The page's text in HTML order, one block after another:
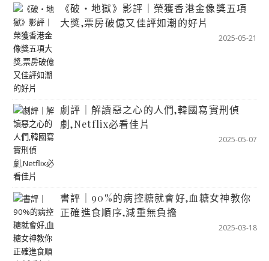
《破‧地獄》影評｜榮獲香港金像獎五項
大獎,票房破億又佳評如潮的好片
2025-05-21
劇評｜解讀惡之心的人們,韓國寫實刑偵
劇,Netflix必看佳片
2025-05-07
書評｜90%的病控糖就會好,血糖女神教你
正確進食順序,減重無負擔
2025-03-18